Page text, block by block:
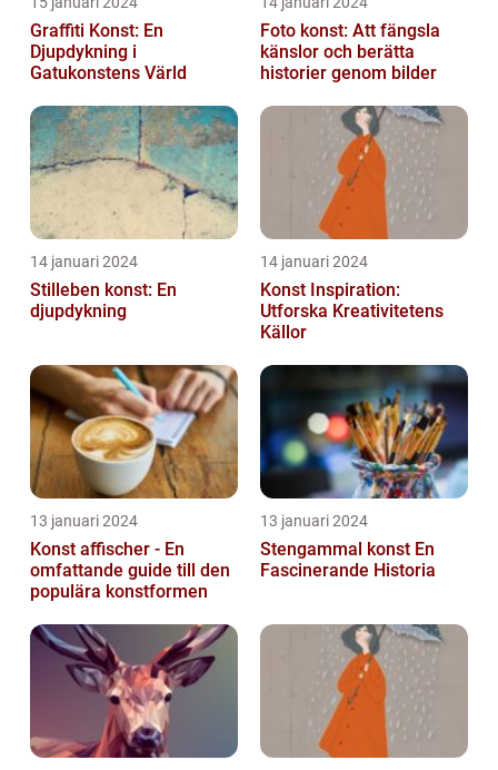
Graffiti Konst: En
Djupdykning i
Gatukonstens Värld
Foto konst: Att fängsla
känslor och berätta
historier genom bilder
14 januari 2024
Stilleben konst: En
djupdykning
14 januari 2024
Konst Inspiration:
Utforska Kreativitetens
Källor
13 januari 2024
Konst affischer - En
omfattande guide till den
populära konstformen
13 januari 2024
Stengammal konst En
Fascinerande Historia